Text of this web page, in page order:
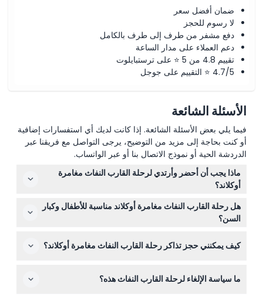
ضمان أفضل سعر
لا رسوم للحجز
دفع مشفر من طرف إلى طرف بالكامل
دعم العملاء على مدار الساعة
تقييم 4.8 من 5 ⭐ على ترستبايلوت
4.7/5 ⭐ التقييم على جوجل
الأسئلة الشائعة
فيما يلي بعض الأسئلة الشائعة. إذا كانت لديك أي استفسارات إضافية
أو كنت بحاجة إلى مزيد من التوضيح، يرجى التواصل مع فريقنا عبر
الدردشة الحية أو نموذج الاتصال بنا أو عبر الواتساب.
ماذا يجب أن أحضر وأرتدي لرحلة القارب النفاث مغامرة
أوكلاند؟
ارتدِ ملابس عادية ومريحة وكن مستعدًا لتغيرات الطقس. ونظرًا
لأنك ستكون على الماء، فمن الأفضل إحضار سترة مقاومة للماء
أو واقي من الرياح.
هل رحلة القارب النفاث مغامرة أوكلاند مناسبة للأطفال وكبار
السن؟
برفقة شخص بالغ ويتم احتسابهم ضمن عدد الركاب. الأطفال
لا يُنصح بهذه الرحلة لكبار السن الذين يعانون من حالات طبية
خطيرة أو للنساء الحوامل.
كيف يمكنني حجز تذاكر رحلة القارب النفاث مغامرة أوكلاند؟
الموقع. فقط اختر التاريخ والوقت المفضلين لك وتتبع خطوات
ما سياسة الإلغاء لرحلة القارب النفاث هذه؟